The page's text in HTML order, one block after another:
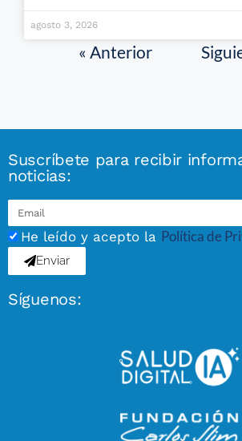
agosto 3, 2026
« Anterior
Suscríbete para recibir
noticias:
He leído y acepto la Política de
Enviar
Síguenos: